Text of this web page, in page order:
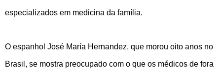
especializados em medicina da família.
O espanhol José María Hernandez, que morou oito anos no
Brasil, se mostra preocupado com o que os médicos de fora